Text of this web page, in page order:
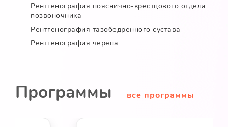
Рентгенография пояснично-крестцового отдела
позвоночника
Рентгенография тазобедренного сустава
Рентгенография черепа
Программы все программы